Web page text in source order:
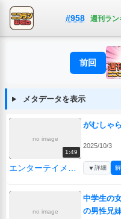
#958 週刊ラン
前回
メタデータを表示
no image
1:49
がむしゃ
2025/10/3
▼詳細
no image
中学生の
の男性兄